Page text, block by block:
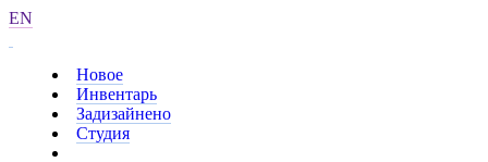
EN
Новое
Инвентарь
Задизайнено
Студия